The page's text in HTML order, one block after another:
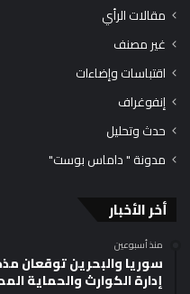
مقالات الرأي
غير مصنف
اقتباسات وإضاءات
إنفوغراف
حدث وتحليل
مدونة " داماس بوست"
أخر الأخبار
منذ أسبوعين
سوريا والبحرين توقعان
إدارة الكوارث والحماية